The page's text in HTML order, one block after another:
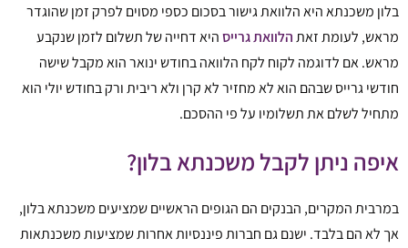
בלון משכנתא היא הלוואת גישור בסכום כספי מסוים לפרק זמן שהוגדר
מראש, לעומת זאתהלוואת גרייסהיא דחייה של תשלום לזמן שנקבע
מראש. אם לדוגמה לקוח לקח הלוואה בחודש ינואר הוא מקבל שישה
חודשי גרייס שבהם הוא לא מחזיר לא קרן ולא ריבית ורק בחודש יולי הוא
מתחיל לשלם את תשלומיו על פי ההסכם.
איפה ניתן לקבל משכנתא בלון?
במרבית המקרים, הבנקים הם הגופים הראשיים שמציעים משכנתא בלון,
אך לא הם בלבד. ישנם גם חברות פיננסיות אחרות שמציעות משכנתאות